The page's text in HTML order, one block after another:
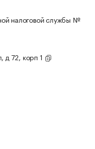
налоговой службы №
72, корп 1